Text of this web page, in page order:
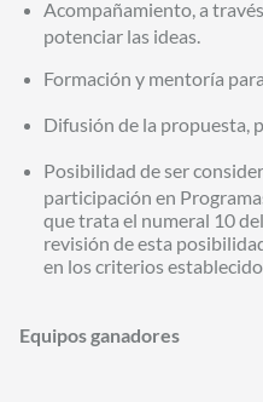
Acompañamiento, a
potenciar las ideas.
Formación y mentoría
Difusión de la propuesta,
Posibilidad de ser
participación en
que trata el numeral 10
revisión de esta
en los criterios
Equipos ganadores